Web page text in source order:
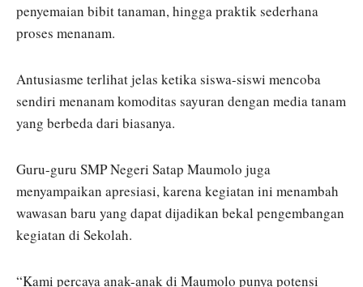
penyemaian bibit tanaman, hingga praktik sederhana
proses menanam.
Antusiasme terlihat jelas ketika siswa-siswi mencoba
sendiri menanam komoditas sayuran dengan media tanam
yang berbeda dari biasanya.
Guru-guru SMP Negeri Satap Maumolo juga
menyampaikan apresiasi, karena kegiatan ini menambah
wawasan baru yang dapat dijadikan bekal pengembangan
kegiatan di Sekolah.
“Kami percaya anak-anak di Maumolo punya potensi